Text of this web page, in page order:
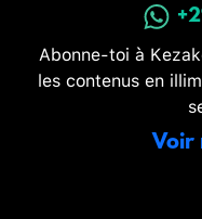
Abonne-toi à
les contenus en
Voir